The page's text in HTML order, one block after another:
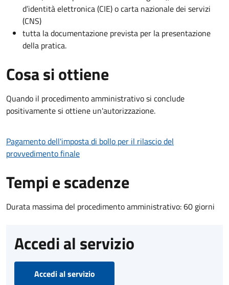
d’identità elettronica (CIE) o carta nazionale dei servizi
(CNS)
tutta la documentazione prevista per la presentazione
della pratica.
Cosa si ottiene
Quando il procedimento amministrativo si conclude
positivamente si ottiene un'autorizzazione.
Pagamento dell'imposta di bollo per il rilascio del
provvedimento finale
Tempi e scadenze
Durata massima del procedimento amministrativo: 60 giorni
Accedi al servizio
Accedi al servizio